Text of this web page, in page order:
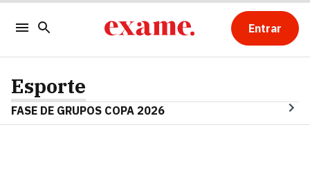
Entrar
Esporte
FASE DE GRUPOS COPA 2026